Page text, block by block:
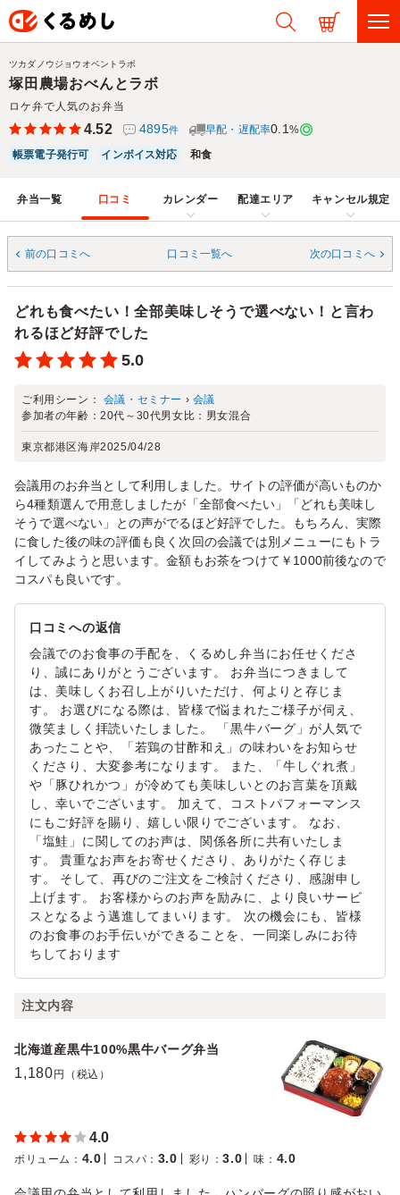
塚田農場おべんとラボ
ロケ弁で人気のお弁当
ツカダノウジョウオベントラボ
4.52 4895件 早配・遅配率0.1 %
帳票電子発行可
インボイス対応 和食
弁当一覧 口コミ カレンダー 配達エリア キャンセル規定
前の口コミへ 口コミ一覧へ 次の口コミへ
どれも食べたい！全部美味しそうで選べない！と言わ
れるほど好評でした
5.0
ご利用シーン： 会議・セミナー › 会議
参加者の年齢：20代～30代男女比： 男女混合
東京都港区海岸2025/04/28
会議用のお弁当として利用しました。サイトの評価が高いものか
ら4種類選んで用意しましたが「全部食べたい」「どれも美味し
そうで選べない」との声がでるほど好評でした。もちろん、実際
に食した後の味の評価も良く次回の会議では別メニューにもトラ
イしてみようと思います。金額もお茶をつけて￥1000前後なので
コスパも良いです。
口コミへの返信
会議でのお食事の手配を、くるめし弁当にお任せくださ
り、誠にありがとうございます。 お弁当につきまして
は、美味しくお召し上がりいただけ、何よりと存じま
す。 お選びになる際は、皆様で悩まれたご様子が伺え、
微笑ましく拝読いたしました。 「黒牛バーグ」が人気で
あったことや、「若鶏の甘酢和え」の味わいをお知らせ
くださり、大変参考になります。 また、「牛しぐれ煮」
や「豚ひれかつ」が冷めても美味しいとのお言葉を頂戴
し、幸いでございます。 加えて、コストパフォーマンス
にもご好評を賜り、嬉しい限りでございます。 なお、
「塩鮭」に関してのお声は、関係各所に共有いたしま
す。 貴重なお声をお寄せくださり、ありがたく存じま
す。 そして、再びのご注文をご検討くださり、感謝申し
上げます。 お客様からのお声を励みに、より良いサービ
スとなるよう邁進してまいります。 次の機会にも、皆様
のお食事のお手伝いができることを、一同楽しみにお待
ちしております
注文内容
北海道産黒牛100%黒牛バーグ弁当
1,180 円（税込）
4.0
ボリューム ： 4.0 コスパ ： 3.0 彩り ：3.0 味 ： 4.0